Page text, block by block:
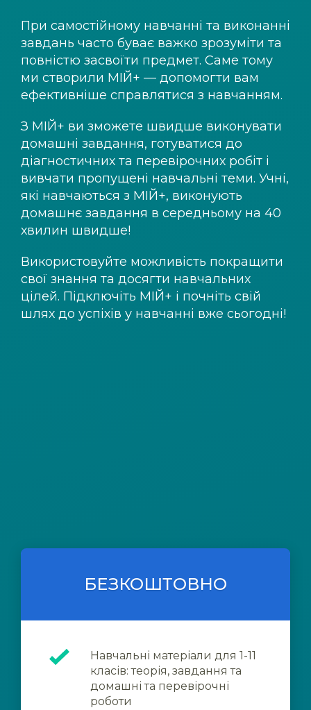
При самостійному навчанні та виконанні
завдань часто буває важко зрозуміти та
повністю засвоїти предмет. Саме тому
ми створили МІЙ+ — допомогти вам
ефективніше справлятися з навчанням.
З МІЙ+ ви зможете швидше виконувати
домашні завдання, готуватися до
діагностичних та перевірочних робіт і
вивчати пропущені навчальні теми. Учні,
які навчаються з МІЙ+, виконують
домашнє завдання в середньому на 40
хвилин швидше!
Використовуйте можливість покращити
свої знання та досягти навчальних
цілей. Підключіть МІЙ+ і почніть свій
шлях до успіхів у навчанні вже сьогодні!
БЕЗКОШТОВНО
Навчальні матеріали для 1-11
класів: теорія, завдання та
домашні та перевірочні
роботи